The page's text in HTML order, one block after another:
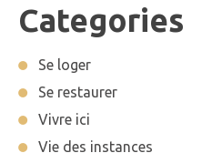
Categories
Se loger
Se restaurer
Vivre ici
Vie des instances